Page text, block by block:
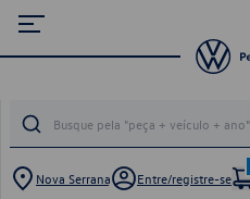
Nova Serrana Entre/registre-se